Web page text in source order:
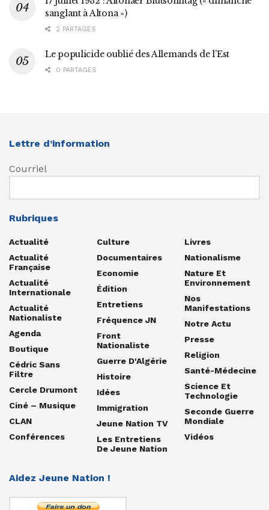
sanglant à Altona »)
2 PARTAGES
Le populicide oublié des Allemands de l’Est
0 PARTAGES
Lettre d’information
Courriel
Rubriques
Actualité
Actualité
Française
Actualité
Internationale
Actualité
Nationaliste
Agenda
Boutique
Cédric Sans
Filtre
Cercle Drumont
Ciné – Musique
CLAN
Conférences
Culture
Documentaires
Economie
Édition
Entretiens
Fréquence JN
Front
Nationaliste
Guerre D'Algérie
Histoire
Idées
Immigration
Jeune Nation TV
Les Entretiens
De Jeune Nation
Livres
Nationalisme
Nature Et
Environnement
Nos
Manifestations
Notre Actu
Presse
Religion
Santé-Médecine
Science Et
Technologie
Seconde Guerre
Mondiale
Vidéos
Aidez Jeune Nation !